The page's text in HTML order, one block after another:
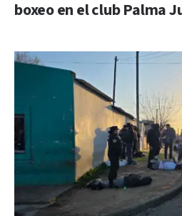
boxeo en el club Palma